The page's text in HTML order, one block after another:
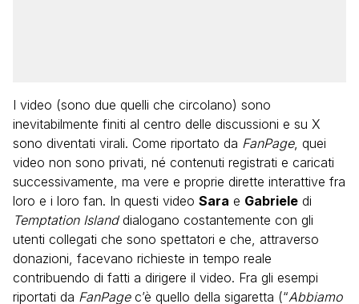
I video (sono due quelli che circolano) sono
inevitabilmente finiti al centro delle discussioni e su X
sono diventati virali. Come riportato da FanPage, quei
video non sono privati, né contenuti registrati e caricati
successivamente, ma vere e proprie dirette interattive fra
loro e i loro fan. In questi video Sara e Gabriele di
Temptation Islanddialogano costantemente con gli
utenti collegati che sono spettatori e che, attraverso
donazioni, facevano richieste in tempo reale
contribuendo di fatti a dirigere il video. Fra gli esempi
riportati da FanPagec’è quello della sigaretta (“Abbiamo